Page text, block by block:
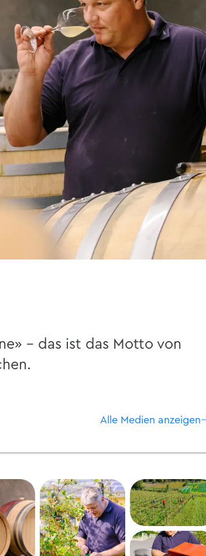
- das ist das Motto von
Alle Medien anzeigen